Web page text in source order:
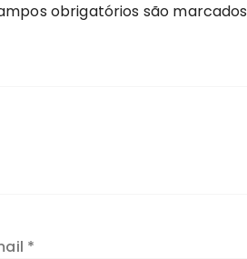
obrigatórios são marcados
*